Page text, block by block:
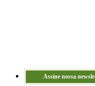
Assine nossa